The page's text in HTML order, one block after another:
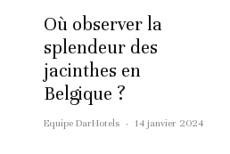
Où observer la
splendeur des
jacinthes en
Belgique ?
Equipe DarHotels · 14 janvier 2024